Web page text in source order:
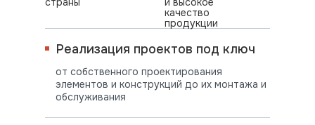
от собственного проектирования
элементов и конструкций до их монтажа и
обслуживания
Реализация проектов под ключ
качество
продукции